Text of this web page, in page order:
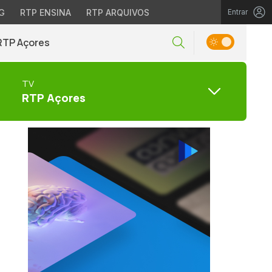
RTP ENSINA RTP ARQUIVOS Entrar
Açores
TV
RTP Açores